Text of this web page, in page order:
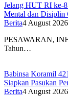
Jelang HUT RI ke-
Mental dan Disiplin
Berita4 August 2026
PESAWARAN,
Tahun…
Babinsa Koramil
Siapkan Pasukan
Berita4 August 2026